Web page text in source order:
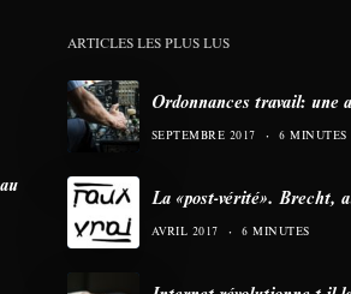
ARTICLES LES PLUS LUS
Ordonnances travail: une
SEPTEMBRE 2017 6 MINUTES
La «post-vérité». Brecht,
AVRIL 2017 6 MINUTES